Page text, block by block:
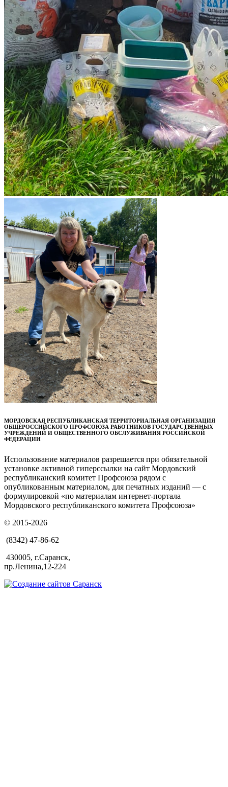
МОРДОВСКАЯ РЕСПУБЛИКАНСКАЯ ТЕРРИТОРИАЛЬНАЯ ОРГАНИЗАЦИЯ
ОБЩЕРОССИЙСКОГО ПРОФСОЮЗА РАБОТНИКОВ ГОСУДАРСТВЕННЫХ
УЧРЕЖДЕНИЙ И ОБЩЕСТВЕННОГО ОБСЛУЖИВАНИЯ РОССИЙСКОЙ
ФЕДЕРАЦИИ
Использование материалов разрешается при обязательной
установке активной гиперссылки на сайт Мордовский
республиканский комитет Профсоюза рядом с
опубликованным материалом, для печатных изданий — с
формулировкой «по материалам интернет-портала
Мордовского республиканского комитета Профсоюза»
© 2015-2026
(8342) 47-86-62
430005, г.Саранск,
пр.Ленина,12-224